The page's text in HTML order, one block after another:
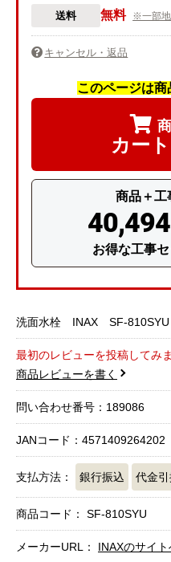
送料 無料 ※一部地
キャンセル・返品
このページは商
カー
商品＋工
40,494
お得な工事
洗面水栓 INAX SF-
最初のレビューを投稿してみ
商品レビューを書く
問い合わせ番号：189086
JANコード：4571409264202
支払方法： 銀行振込 代金
商品コード： SF-810SYU
メーカーURL： INAXのサイト